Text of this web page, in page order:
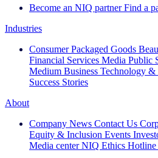
Become an NIQ partner Find a
Industries
Consumer Packaged Goods
Financial Services Media Public
Medium Business Technology &
Success Stories
About
Company News Contact Us
Equity & Inclusion Events
Media center NIQ Ethics Hotline